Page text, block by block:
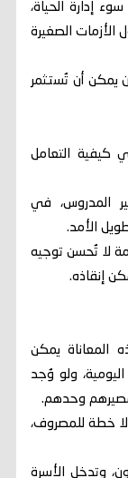
إدارة الحياة،
الأزمات الصغيرة
يمكن أن تُستثمر
التعامل
المدروس، في
الأمد.
لا تُحسن توجيه
إنقاذه.
المعاناة يمكن
ولو وُجد
وحدهم.
خطة للمصروف،
وتدخل الأسرة